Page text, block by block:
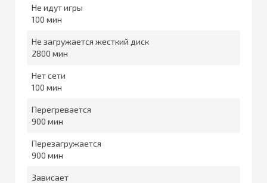
Не идут игры
100
Не загружается жесткий диск
2800
Нет сети
100
Перегревается
900
Перезагружается
900
Зависает